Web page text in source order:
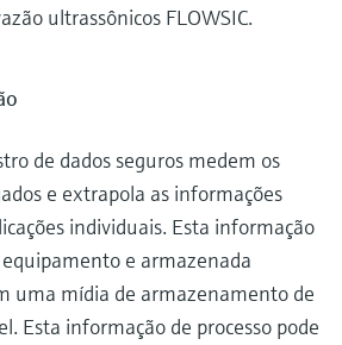
ultrassônicos FLOWSIC.
de dados seguros medem os
e extrapola as informações
individuais. Esta informação
e armazenada
uma mídia de armazenamento de
Esta informação de processo pode